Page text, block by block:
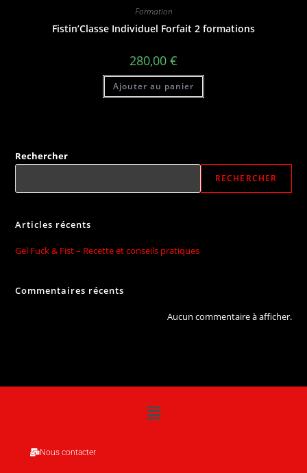
Formation
Fistin’Classe Individuel Forfait 2 formations
280,00 €
Ajouter au panier
Rechercher
RECHERCHER
Articles récents
Gel Fuck & Fist – Recette et conseils pratiques
Commentaires récents
Aucun commentaire à afficher.
Nous contacter